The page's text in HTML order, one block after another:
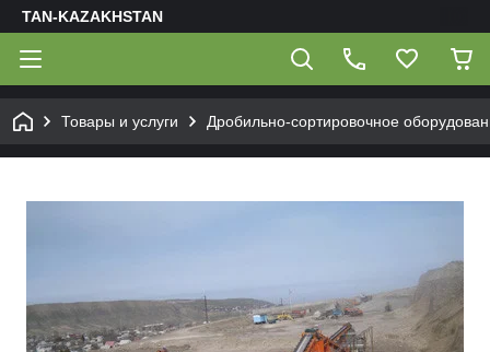
TAN-KAZAKHSTAN
Товары и услуги Дробильно-сортировочное